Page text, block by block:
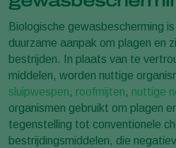
Biologische gewasbescherming
duurzame aanpak om plagen en
bestrijden. In plaats van te
middelen, worden nuttige
sluipwespen, roofmijten, nuttige
organismen gebruikt om plagen
tegenstelling tot conventionele
bestrijdingsmiddelen, die